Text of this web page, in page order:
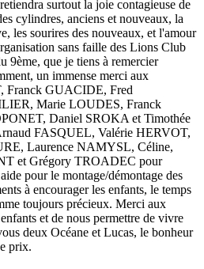
surtout la joie contagieuse de
cylindres, anciens et nouveaux, la
les sourires des nouveaux, et l'amour
sans faille des Lions Club
9ème, que je tiens à remercier
un immense merci aux
Franck GUACIDE, Fred
Marie LOUDES, Franck
Daniel SROKA et Timothée
FASQUEL, Valérie HERVOT,
Laurence NAMYSL, Céline,
et Grégory TROADEC pour
pour le montage/démontage des
à encourager les enfants, le temps
toujours précieux. Merci aux
et de nous permettre de vivre
deux Océane et Lucas, le bonheur
prix.